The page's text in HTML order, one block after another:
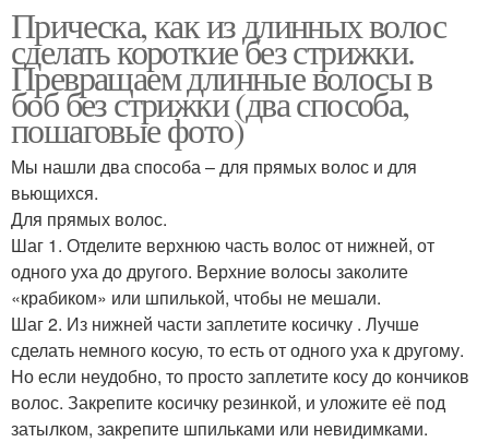
Прическа, как из длинных волос
сделать короткие без стрижки.
Превращаем длинные волосы в
боб без стрижки (два способа,
пошаговые фото)
Мы нашли два способа – для прямых волос и для
вьющихся.
Для прямых волос.
Шаг 1. Отделите верхнюю часть волос от нижней, от
одного уха до другого. Верхние волосы заколите
«крабиком» или шпилькой, чтобы не мешали.
Шаг 2. Из нижней части заплетите косичку . Лучше
сделать немного косую, то есть от одного уха к другому.
Но если неудобно, то просто заплетите косу до кончиков
волос. Закрепите косичку резинкой, и уложите её под
затылком, закрепите шпильками или невидимками.